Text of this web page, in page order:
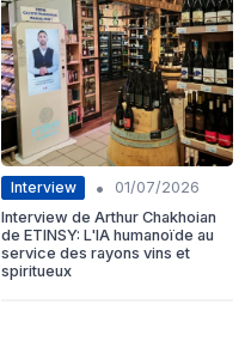
Interview •
01/07/2026
Interview de Arthur Chakhoian
de ETINSY: L'IA humanoïde au
service des rayons vins et
spiritueux